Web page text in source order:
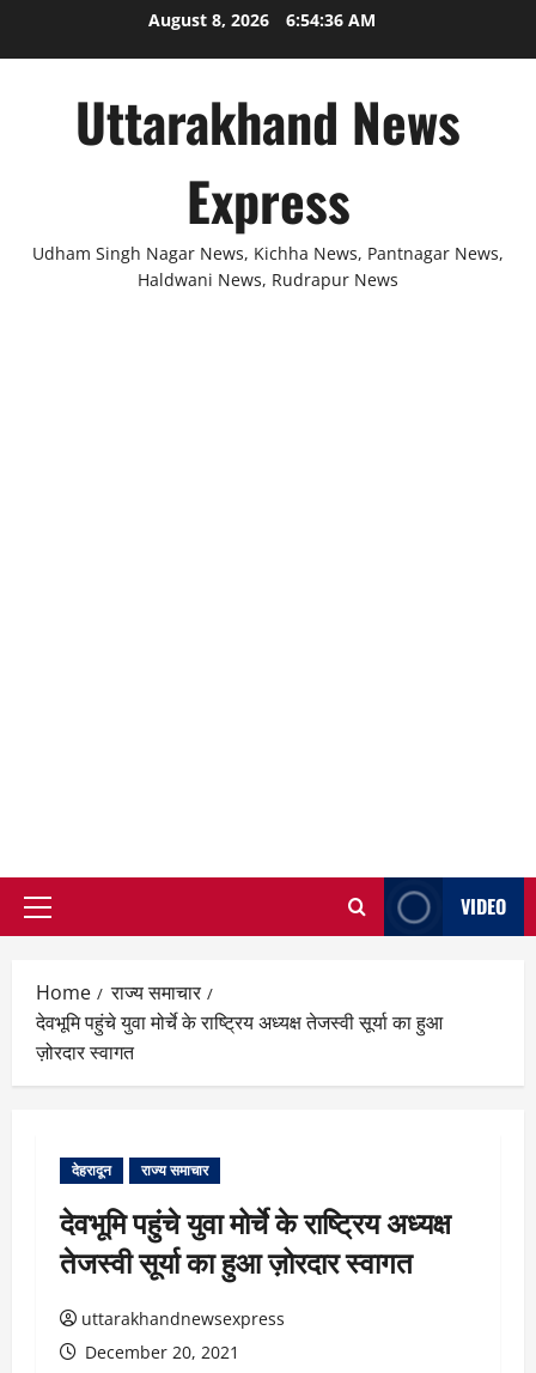
August 8, 2026 6:54:36 AM
Uttarakhand News
Express
Udham Singh Nagar News, Kichha News, Pantnagar News,
Haldwani News, Rudrapur News
Primary
VIDEO
Home
राज्य समाचार
देवभूमि पहुंचे युवा मोर्चे के राष्ट्रिय अध्यक्ष तेजस्वी सूर्या का हुआ
ज़ोरदार स्वागत
देहरादून राज्य समाचार
देवभूमि पहुंचे युवा मोर्चे के राष्ट्रिय अध्यक्ष
तेजस्वी सूर्या का हुआ ज़ोरदार स्वागत
uttarakhandnewsexpress
December 20, 2021